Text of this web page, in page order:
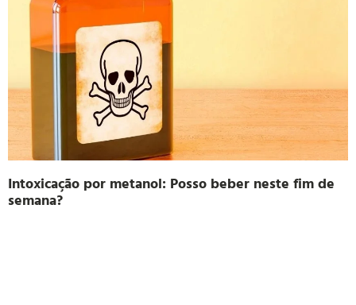
Intoxicação por metanol: Posso beber neste fim de
semana?